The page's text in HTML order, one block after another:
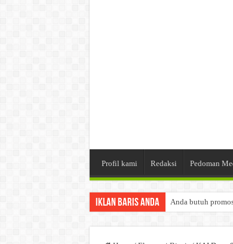
Profil kami Redaksi Pedoman
Iklan Baris Anda Anda butuh